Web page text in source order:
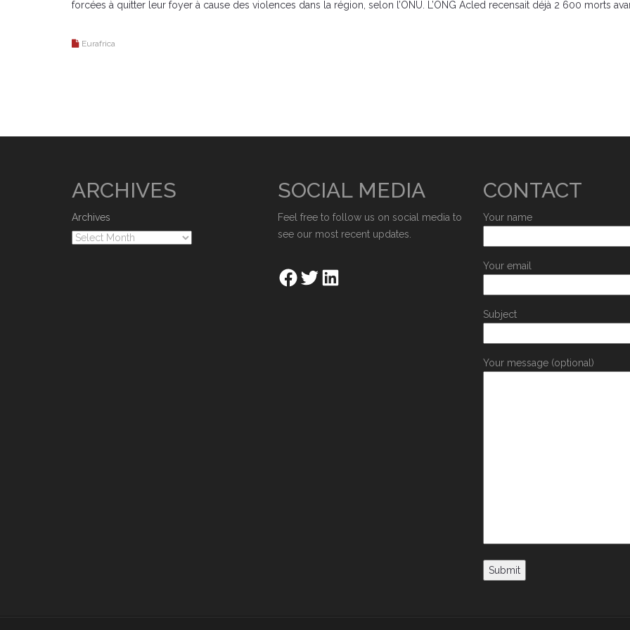
forcées à quitter leur foyer à cause des violences dans la région, selon l’ONU. L’ONG Acled recensait déjà 2 600 morts
Eurafrica
ARCHIVES
Archives
SOCIAL MEDIA
Feel free to follow us on social media to
see our most recent updates.
CONTACT
Your name
Your email
Subject
Your message (optional)